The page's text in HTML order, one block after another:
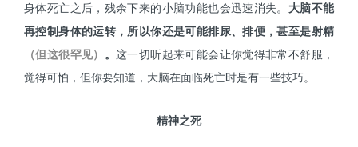
身体死亡之后，残余下来的小脑功能也会迅速消失。 大脑不能
再控制身体的运转，所以你还是可能排尿、排便，甚至是射精
（但这很罕见） 。这一切听起来可能会让你觉得非常不舒服，
觉得可怕，但你要知道，大脑在面临死亡时是有一些技巧。
精神之死